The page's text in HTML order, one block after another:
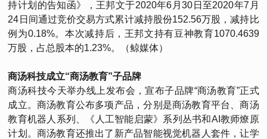
持计划的告知函》，王邦文于2020年6月30日至2020年7月
24日间通过竞价交易方式累计减持股份152.56万股，减持比
例为0.18%。本次减持后，王邦文持有豆神教育1070.4639
万股，占总股本的1.23%。（鲸媒体）
商汤科技成立“商汤教育”子品牌
商汤科技今天举办线上发布会，宣布子品牌“商汤教育”正式
成立。商汤教育公布多项产品，分别是商汤教育平台、商汤
教育机器人系列、《人工智能启蒙》系列丛书和AI教师燎原
计划。商汤教育还推出了新产品智能视觉机器人套件，让学